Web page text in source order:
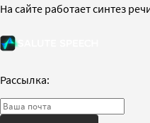
На сайте работает синтез
Рассылка: